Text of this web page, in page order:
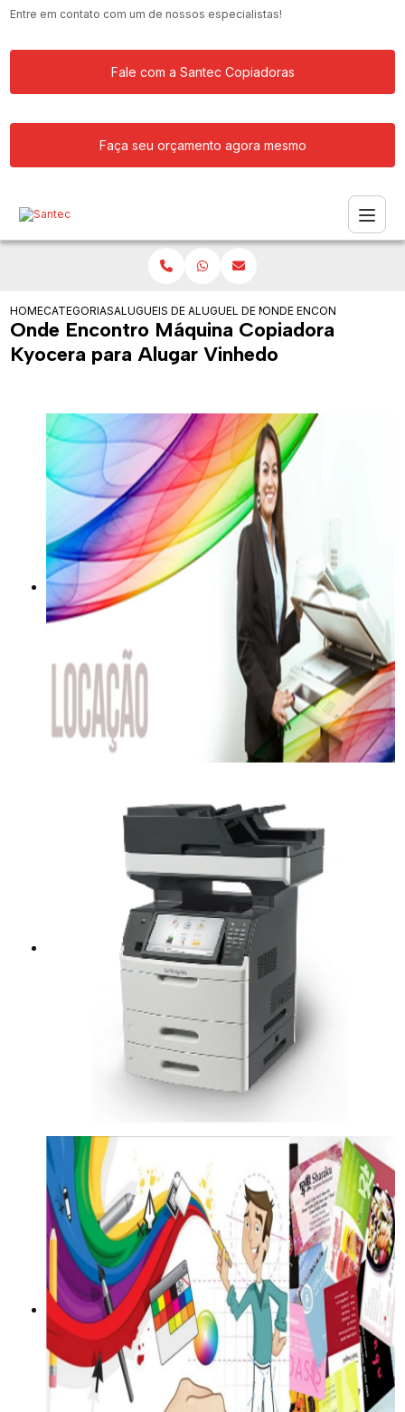
Entre em contato com um de nossos especialistas!
Fale com a Santec Copiadoras
Faça seu orçamento agora mesmo
HOMECATEGORIASALUGUEIS DE COPIADORASALUGUEL DE MAQUINA COPIADORA
ONDE ENCONTRO
Onde Encontro Máquina Copiadora
Kyocera para Alugar Vinhedo